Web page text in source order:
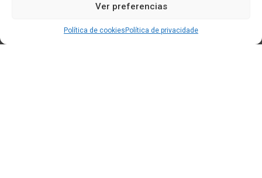
Ver preferencias
Política de cookies Política de privacidade